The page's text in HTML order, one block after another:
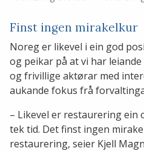
Finst ingen mirakelkur
Noreg er likevel i ein god
og peikar på at vi har
og frivillige aktørar med
aukande fokus frå
– Likevel er restaurering ein
tek tid. Det finst ingen
restaurering, seier Kjell